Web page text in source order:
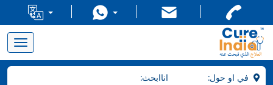
Toggle
navigation
:اناابحث